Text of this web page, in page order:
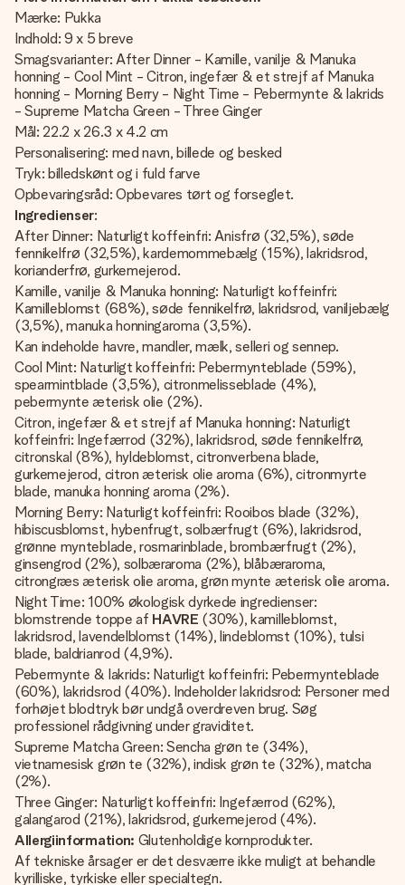
Mærke: Pukka
Indhold: 9 x 5 breve
Smagsvarianter: After Dinner - Kamille, vanilje & Manuka
honning - Cool Mint - Citron, ingefær & et strejf af Manuka
honning - Morning Berry - Night Time - Pebermynte & lakrids
- Supreme Matcha Green - Three Ginger
Mål: 22.2 x 26.3 x 4.2 cm
Personalisering: med navn, billede og besked
Tryk: billedskønt og i fuld farve
Opbevaringsråd: Opbevares tørt og forseglet.
Ingredienser:
After Dinner: Naturligt koffeinfri: Anisfrø (32,5%), søde
fennikelfrø (32,5%), kardemommebælg (15%), lakridsrod,
korianderfrø, gurkemejerod.
Kamille, vanilje & Manuka honning: Naturligt koffeinfri:
Kamilleblomst (68%), søde fennikelfrø, lakridsrod, vaniljebælg
(3,5%), manuka honningaroma (3,5%).
Kan indeholde havre, mandler, mælk, selleri og sennep.
Cool Mint: Naturligt koffeinfri: Pebermynteblade (59%),
spearmintblade (3,5%), citronmelisseblade (4%),
pebermynte æterisk olie (2%).
Citron, ingefær & et strejf af Manuka honning: Naturligt
koffeinfri: Ingefærrod (32%), lakridsrod, søde fennikelfrø,
citronskal (8%), hyldeblomst, citronverbena blade,
gurkemejerod, citron æterisk olie aroma (6%), citronmyrte
blade, manuka honning aroma (2%).
Morning Berry: Naturligt koffeinfri: Rooibos blade (32%),
hibiscusblomst, hybenfrugt, solbærfrugt (6%), lakridsrod,
grønne mynteblade, rosmarinblade, brombærfrugt (2%),
ginsengrod (2%), solbæraroma (2%), blåbæraroma,
citrongræs æterisk olie aroma, grøn mynte æterisk olie aroma.
Night Time: 100% økologisk dyrkede ingredienser:
blomstrende toppe af HAVRE (30%), kamilleblomst,
lakridsrod, lavendelblomst (14%), lindeblomst (10%), tulsi
blade, baldrianrod (4,9%).
Pebermynte & lakrids: Naturligt koffeinfri: Pebermynteblade
(60%), lakridsrod (40%). Indeholder lakridsrod: Personer med
forhøjet blodtryk bør undgå overdreven brug. Søg
professionel rådgivning under graviditet.
Supreme Matcha Green: Sencha grøn te (34%),
vietnamesisk grøn te (32%), indisk grøn te (32%), matcha
(2%).
Three Ginger: Naturligt koffeinfri: Ingefærrod (62%),
galangarod (21%), lakridsrod, gurkemejerod (4%).
Allergiinformation: Glutenholdige kornprodukter.
Af tekniske årsager er det desværre ikke muligt at behandle
kyrilliske, tyrkiske eller specialtegn.